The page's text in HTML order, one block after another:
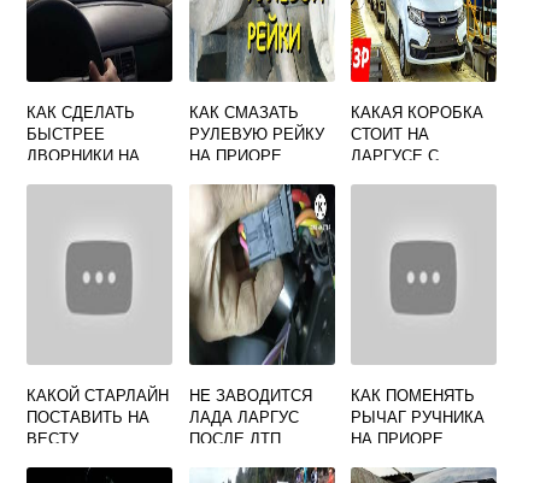
КАК СДЕЛАТЬ
БЫСТРЕЕ
ДВОРНИКИ НА
КАК СМАЗАТЬ
РУЛЕВУЮ РЕЙКУ
НА ПРИОРЕ
КАКАЯ КОРОБКА
СТОИТ НА
ЛАРГУСЕ С
КАКОЙ СТАРЛАЙН
ПОСТАВИТЬ НА
ВЕСТУ
НЕ ЗАВОДИТСЯ
ЛАДА ЛАРГУС
ПОСЛЕ ДТП
КАК ПОМЕНЯТЬ
РЫЧАГ РУЧНИКА
НА ПРИОРЕ